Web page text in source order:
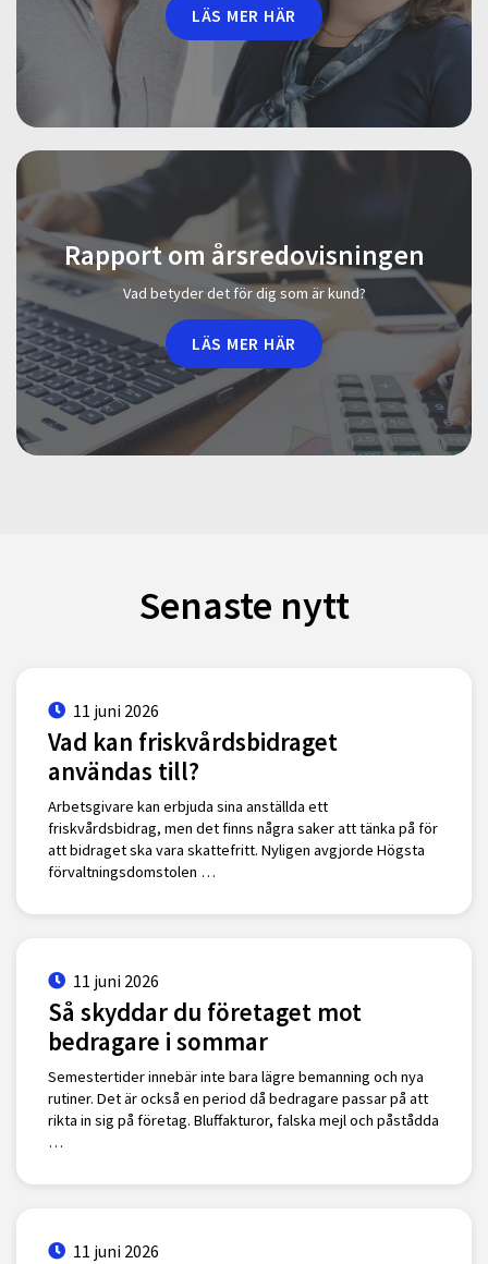
LÄS MER HÄR
Rapport om årsredovisningen
Vad betyder det för dig som är kund?
LÄS MER HÄR
Senaste nytt
11 juni 2026
Vad kan friskvårdsbidraget
användas till?
Arbetsgivare kan erbjuda sina anställda ett
friskvårdsbidrag, men det finns några saker att tänka på för
att bidraget ska vara skattefritt. Nyligen avgjorde Högsta
förvaltningsdomstolen …
11 juni 2026
Så skyddar du företaget mot
bedragare i sommar
Semestertider innebär inte bara lägre bemanning och nya
rutiner. Det är också en period då bedragare passar på att
rikta in sig på företag. Bluffakturor, falska mejl och påstådda
…
11 juni 2026